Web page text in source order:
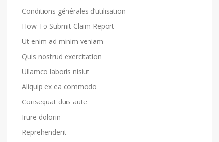
Conditions générales d’utilisation
How To Submit Claim Report
Ut enim ad minim veniam
Quis nostrud exercitation
Ullamco laboris nisiut
Aliquip ex ea commodo
Consequat duis aute
Irure dolorin
Reprehenderit